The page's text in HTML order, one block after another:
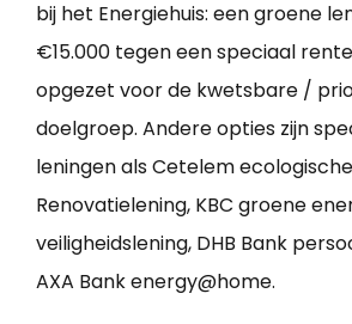
bij het Energiehuis: een groene
€15.000 tegen een speciaal
opgezet voor de kwetsbare /
doelgroep. Andere opties zijn
leningen als Cetelem ecologische
Renovatielening, KBC groene
veiligheidslening, DHB Bank
AXA Bank energy@home.